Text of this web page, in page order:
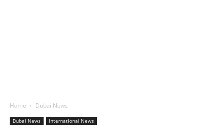
Home Dubai News
Dubai News International News